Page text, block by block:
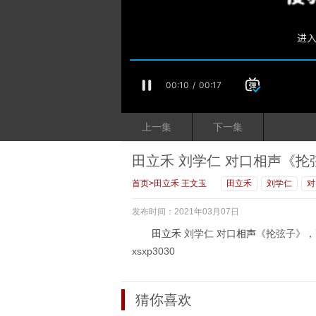
上一集 下一集
田立禾 刘学仁 对口相声《抡
首页>田立禾 王文玉 田立禾 刘学仁
发布时间：2021年03月07日
田立禾 刘学仁 对口相声 《抡弦子》
xsxp3030
猜你喜欢